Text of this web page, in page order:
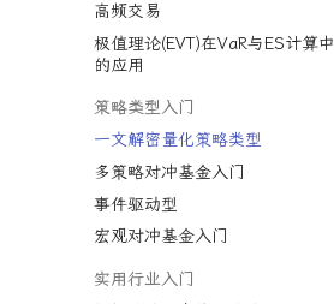
高频交易
极值理论(EVT)在VaR与ES计算中
的应用
策略类型入门
一文解密量化策略类型
多策略对冲基金入门
事件驱动型
宏观对冲基金入门
实用行业入门